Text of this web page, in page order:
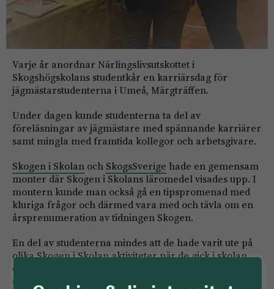
Varje år anordnar Närlingslivsutskottet i
Skogshögskolans studentkår en karriärsdag för
jägmästarstudenterna i Umeå, Märgträffen.
Under dagen kunde studenterna ta del av
föreläsningar av jägmästare med spännande karriärer
samt mingla med framtida kollegor och arbetsgivare.
Skogen i Skolan och SkogsSverige hade en gemensam
monter där Skogen i Skolans läromedel visades upp. I
montern kunde man också gå en tipspromenad med
kluriga frågor och därmed vara med och tävla om en
årsprenumeration av tidningen Skogen.
En del av studenterna mindes att de hade varit ute på
olika Skogen i Skolan aktiviteter när de gick i skolan
och tyckte att det är viktigt med tidiga insatser för att
öka kunskapen om skog.